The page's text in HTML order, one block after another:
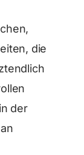
die
der